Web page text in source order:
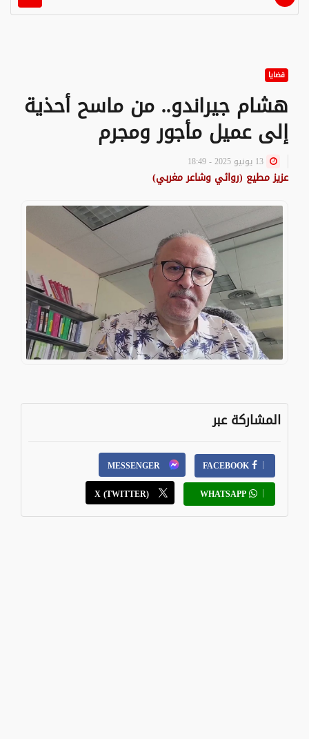
قضايا
هشام جيراندو.. من ماسح أحذية
إلى عميل مأجور ومجرم
عزيز مطيع (روائي وشاعر مغربي)
المشاركة عبر
FACEBOOK
MESSENGER
WHATSAPP
X (TWITTER)